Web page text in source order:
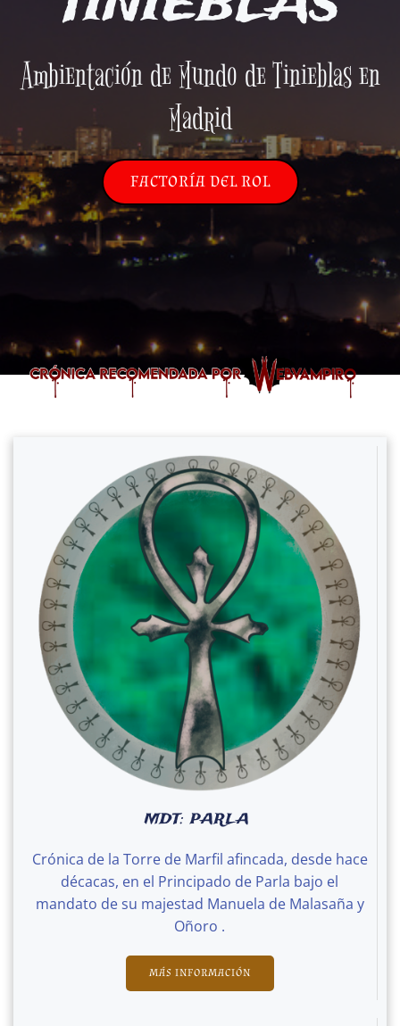
Ambientación de Mundo de Tinieblas en
Madrid
FACTORÍA DEL ROL
MDT: PARLA
Crónica de la Torre de Marfil afincada, desde hace
décacas, en el Principado de Parla bajo el
mandato de su majestad Manuela de Malasaña y
Oñoro .
MÁS INFORMACIÓN